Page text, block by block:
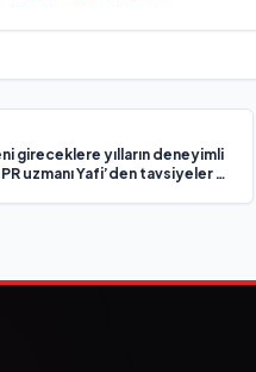
gireceklere yılların deneyimli
uzmanı Yafi’den tavsiyeler ve